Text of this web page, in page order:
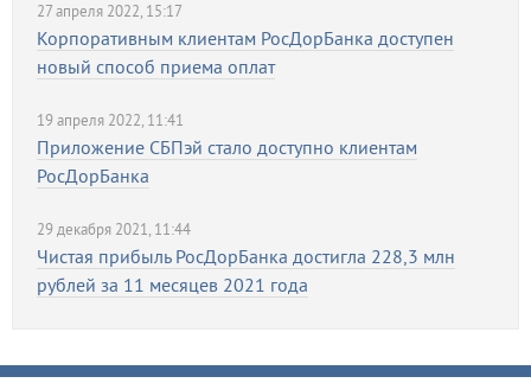
27 апреля 2022, 15:17
Корпоративным клиентам РосДорБанка доступен
новый способ приема оплат
19 апреля 2022, 11:41
Приложение СБПэй стало доступно клиентам
РосДорБанка
29 декабря 2021, 11:44
Чистая прибыль РосДорБанка достигла 228,3 млн
рублей за 11 месяцев 2021 года